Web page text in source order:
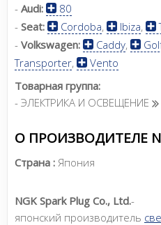
- Audi:
80
- Seat: Cordoba, Ibiza,
- Volkswagen: Caddy,
Transporter,
Vento
Товарная группа:
- ЭЛЕКТРИКА И ОСВЕЩЕНИЕ
О ПРОИЗВОДИТЕЛЕ
Страна : Япония
NGK Spark Plug Co., Ltd.-
японский производитель